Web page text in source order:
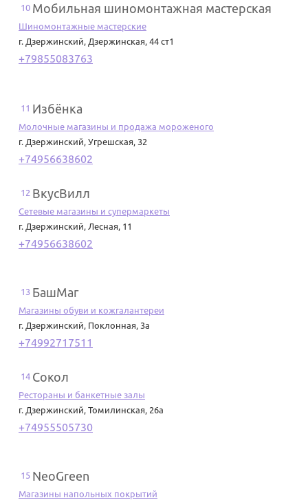
10 Мобильная шиномонтажная мастерская
Шиномонтажные мастерские
г. Дзержинский, Дзержинская, 44 ст1
+79855083763
11 Избёнка
Молочные магазины и продажа мороженого
г. Дзержинский, Угрешская, 32
+74956638602
12 ВкусВилл
Сетевые магазины и супермаркеты
г. Дзержинский, Лесная, 11
+74956638602
13 БашМаг
Магазины обуви и кожгалантереи
г. Дзержинский, Поклонная, 3а
+74992717511
14 Сокол
Рестораны и банкетные залы
г. Дзержинский, Томилинская, 26а
+74955505730
15 NeoGreen
Магазины напольных покрытий